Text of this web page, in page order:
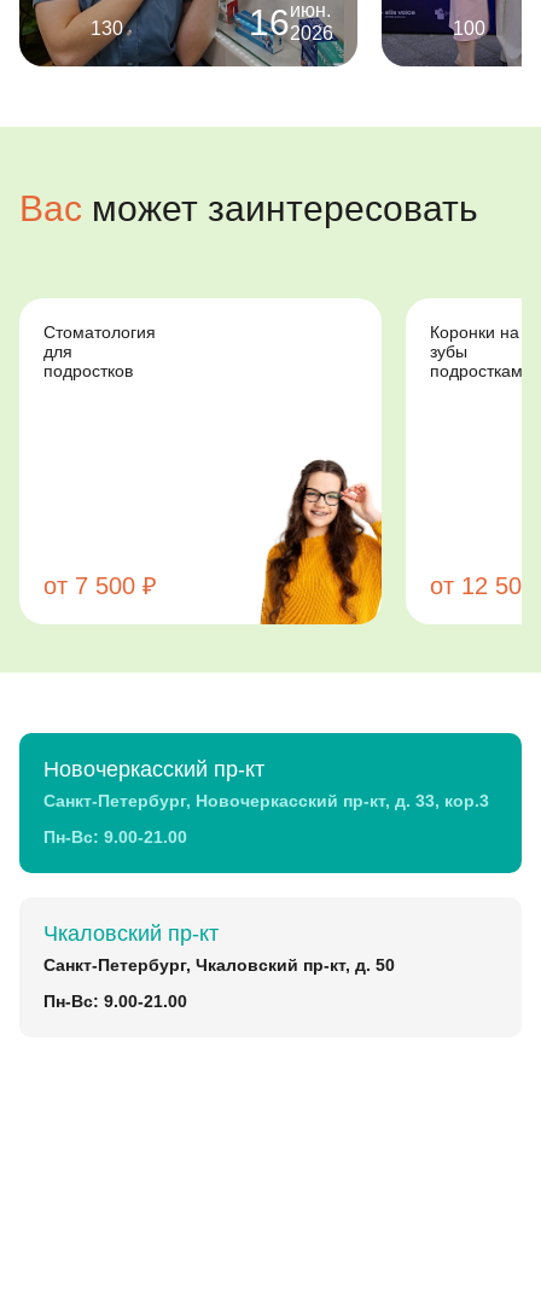
100 16июн.
2026
652
Вас может заинтересовать
Коронки на
зубы
подросткам
от 12 500 ₽
для
особенных
Новочеркасский пр-кт
Санкт-Петербург, Новочеркасский пр-кт, д. 33, кор.3
Пн-Вс: 9.00-21.00
Чкаловский пр-кт
Санкт-Петербург, Чкаловский пр-кт, д. 50
Пн-Вс: 9.00-21.00